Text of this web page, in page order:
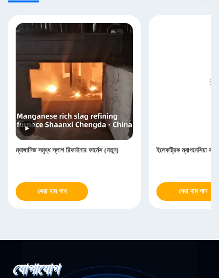
ম্যাঙ্গানিজ সমৃদ্ধ স্লাগ রিফাইনার ফার্নেস (নতুন)
সেরা দাম পান
ইলেকট্রিক ম্যাগনেসিয়া
সেরা দাম পান
যোগাযোগ